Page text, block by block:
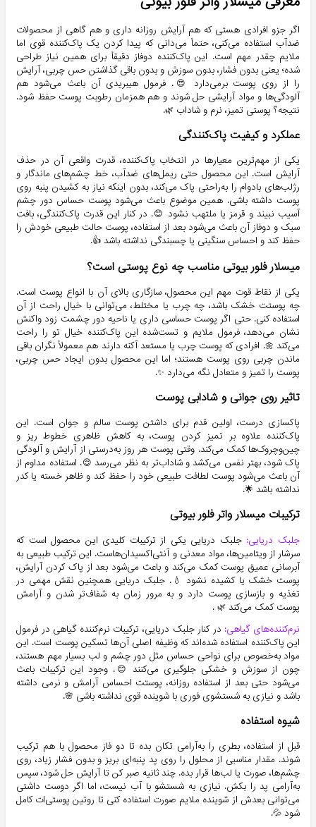
اگر جزو افرادی هستی که هم آرایش روزانه داری و هم گاهی از محصولات
ضدآب استفاده می‌کنی، حتماً می‌دانی که پیدا کردن یک پاک‌کننده قوی اما
ملایم چقدر مهم است. این پاک‌کننده دوفاز دقیقاً برای همین نیاز طراحی
شده؛ یعنی بدون فشار، بدون سوزش و بدون باقی گذاشتن حس چربی، آرایش
را از روی پوست برمی‌دارد 😍. فرمول هیبریدی آن باعث می‌شود هم
آلودگی‌ها و مواد آرایشی حل شوند و هم همزمان رطوبت پوست حفظ شود.
نتیجه؟ پوستی تمیز، نرم و شاداب 🌿.
عملکرد و کیفیت پاک‌کنندگی
یکی از مهم‌ترین معیارها در انتخاب پاک‌کننده، قدرت واقعی آن در حذف
آرایش است. این محصول حتی ریمل‌های ضدآب، خط چشم‌های ماندگار و
رژلب‌های بادوام را به‌راحتی پاک می‌کند، بدون اینکه نیاز به کشیدن پنبه روی
پوست داشته باشی. همین موضوع باعث می‌شود پوست حساس دور چشم
آسیب نبیند و قرمز یا ملتهب نشود 😊. در کنار این قدرت پاک‌کنندگی، بافت
سبک و دوفاز آن باعث می‌شود بعد از استفاده، پوست حالت طبیعی خودش را
حفظ کند و احساس سنگینی یا چسبندگی نداشته باشد 👍.
میسلار فلور بیوتی مناسب چه نوع پوستی است؟
یکی از نقاط قوت مهم این محصول، سازگاری بالای آن با انواع پوست است.
چه پوستت خشک باشد، چه چرب یا مختلط، می‌توانی با خیال راحت از آن
استفاده کنی. حتی اگر پوست حساسی داری یا ناحیه دور چشمت زود واکنش
نشان می‌دهد، فرمول ملایم و تست‌شده این پاک‌کننده خیال تو را راحت
می‌کند 🌼. افرادی که پوست چرب یا مستعد آکنه دارند هم معمولاً نگران باقی
ماندن چربی روی پوست هستند؛ اما این محصول بدون ایجاد حس چربی،
پوست را تمیز و متعادل نگه می‌دارد ✨.
تاثیر روی جوانی و شادابی پوست
پاکسازی درست، اولین قدم برای داشتن پوست سالم و جوان است. این
پاک‌کننده علاوه بر تمیز کردن پوست، به کاهش ظاهری خطوط ریز و
چین‌وچروک‌ها کمک می‌کند. وقتی پوست هر روز به‌درستی از آرایش و آلودگی
پاک شود، بهتر نفس می‌کشد و شاداب‌تر به نظر می‌رسد 😌. استفاده مداوم از
آن باعث می‌شود پوست لطافت طبیعی خود را حفظ کند و ظاهر خسته یا کدر
نداشته باشد 🌟.
ترکیبات میسلار واتر فلور بیوتی
جلبک دریایی:جلبک دریایی یکی از ترکیبات کلیدی این محصول است که
سرشار از ویتامین‌ها، مواد معدنی و آنتی‌اکسیدان‌هاست. این ترکیب طبیعی به
آبرسانی عمیق پوست کمک می‌کند و باعث می‌شود بعد از پاک کردن آرایش،
پوست خشک یا کشیده نشود 💧. جلبک دریایی همچنین نقش مهمی در
تغذیه و بازسازی پوست دارد و به مرور زمان به شفاف‌تر شدن و آرامش
پوست کمک می‌کند 🌿 .
نرم‌کننده‌های گیاهی: در کنار جلبک دریایی، ترکیبات نرم‌کننده گیاهی در فرمول
این پاک‌کننده استفاده شده‌اند که وظیفه اصلی آن‌ها تسکین پوست است. این
مواد به‌خصوص برای نواحی حساس مثل دور چشم و لب بسیار مهم هستند،
چون از سوزش و خشکی جلوگیری می‌کنند 😊. وجود این ترکیبات باعث
می‌شود حتی بعد از استفاده روزانه، پوستت احساس آرامش و نرمی داشته
باشد و نیازی به شستشوی فوری با شوینده قوی نداشته باشی 🌸.
شیوه استفاده
قبل از استفاده، بطری را به‌آرامی تکان بده تا دو فاز محصول با هم ترکیب
شوند. مقدار مناسبی از محلول را روی پد پنبه‌ای بریز و بدون فشار زیاد، روی
چشم‌ها، صورت یا لب‌ها قرار بده. چند ثانیه صبر کن تا آرایش حل شود، سپس
به‌آرامی پد را بکش. نیازی به شستشو با آب نیست، اما اگر دوست داشتی
می‌توانی بعدش از شوینده ملایم صورت استفاده کنی تا روتین پوستی‌ات کامل
شود 💦.